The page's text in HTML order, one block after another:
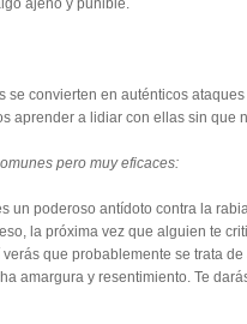
ajeno y punible.
se convierten en auténticos
aprender a lidiar con ellas sin que
pero muy eficaces:
un poderoso antídoto contra la
la próxima vez que alguien te
que probablemente se trata
amargura y resentimiento. Te